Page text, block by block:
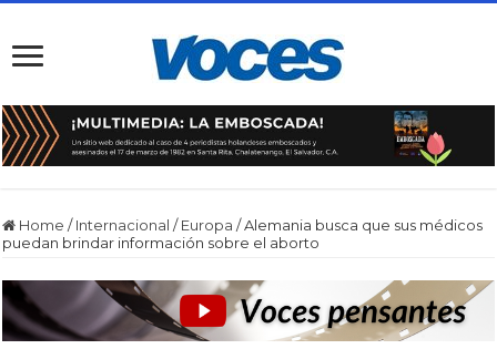
Home / Internacional / Europa /Alemania busca que sus médicos
puedan brindar información sobre el aborto